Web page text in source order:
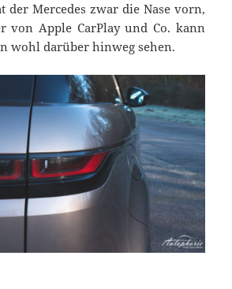
der Mercedes zwar die Nase vorn,
von Apple CarPlay und Co. kann
wohl darüber hinweg sehen.